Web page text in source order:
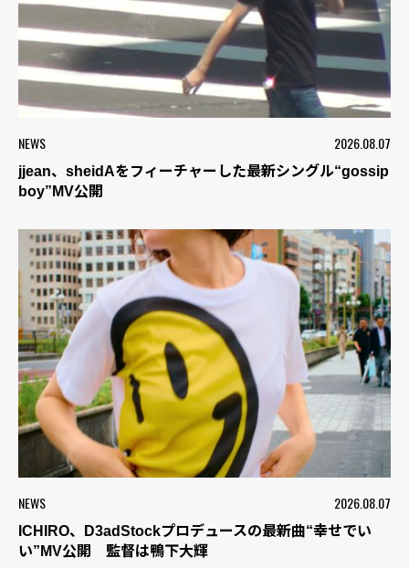
NEWS 2026.08.07
jjean、sheidAをフィーチャーした最新シングル“gossip
boy”MV公開
NEWS 2026.08.07
ICHIRO、D3adStockプロデュースの最新曲“幸せでい
い”MV公開 監督は鴨下大輝